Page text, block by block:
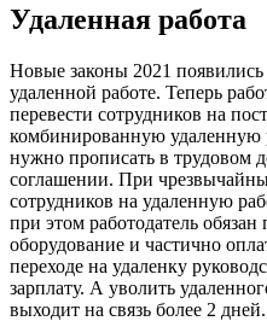
Удаленная работа
Новые законы 2021
удаленной работе. Теперь
перевести сотрудников на
комбинированную удаленную
нужно прописать в трудовом
соглашении. При
сотрудников на удаленную
при этом работодатель
оборудование и частично
переходе на удаленку
зарплату. А уволить
выходит на связь более 2 дней.